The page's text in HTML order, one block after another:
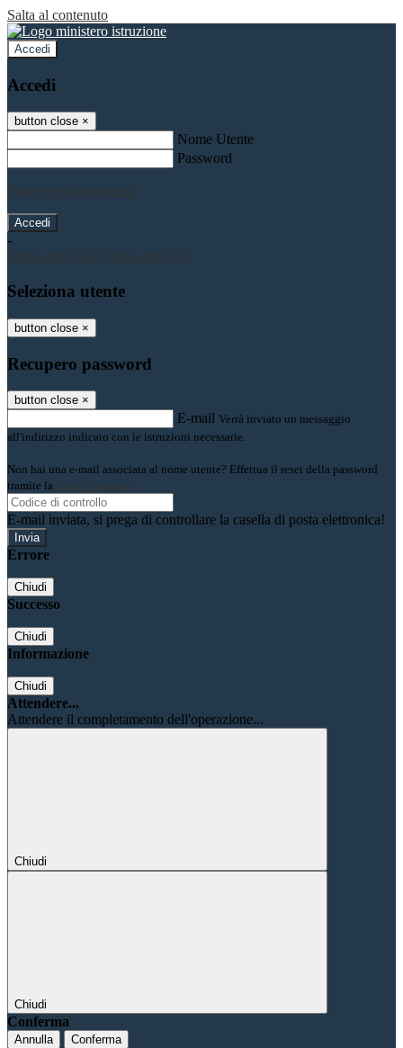
Salta al contenuto
Accedi
Accedi
button close ×
Nome Utente
Password
Password dimenticata?
-
Entra con SPID
Entra con CIE
Seleziona utente
button close ×
Recupero password
button close ×
E-mail Verrà inviato un messaggio
all'indirizzo indicato con le istruzioni necessarie.
Non hai una e-mail associata al nome utente? Effettua il reset della password
tramite la
Login Spaggiari
E-mail inviata, si prega di controllare la casella di posta elettronica!
Errore
Chiudi
Successo
Chiudi
Informazione
Chiudi
Attendere...
Attendere il completamento dell'operazione...
Chiudi
Chiudi
Conferma
Annulla Conferma